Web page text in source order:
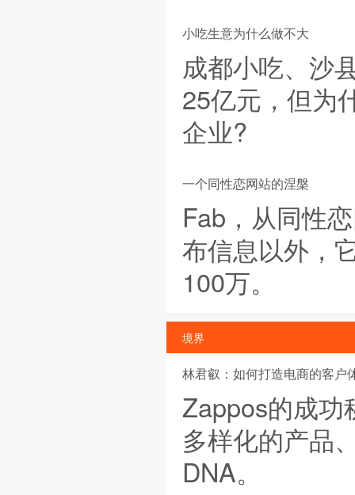
小吃生意为什么做不大
成都小吃、沙
25亿元，但为
企业?
一个同性恋网站的涅槃
Fab，从同性
布信息以外，
100万。
境界
林君叡：如何打造电商的客户
Zappos的成功
多样化的产品
DNA。